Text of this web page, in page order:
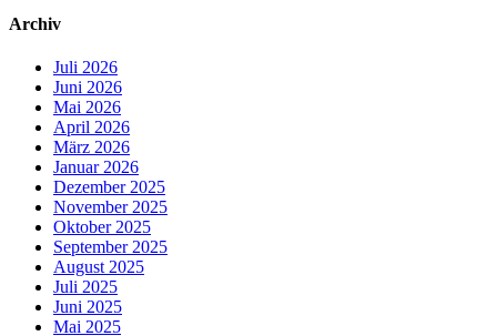
Archiv
Juli 2026
Juni 2026
Mai 2026
April 2026
März 2026
Januar 2026
Dezember 2025
November 2025
Oktober 2025
September 2025
August 2025
Juli 2025
Juni 2025
Mai 2025